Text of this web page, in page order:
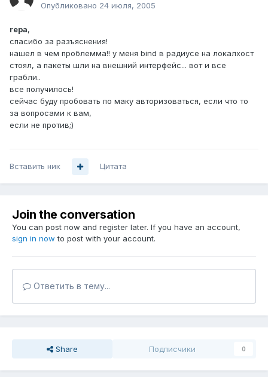
Опубликовано 24 июля, 2005
repa,
спасибо за разъяснения!
нашел в чем проблемма!! у меня bind в радиусе на локалхост
стоял, а пакеты шли на внешний интерфейс... вот и все
грабли..
все получилось!
сейчас буду пробовать по маку авторизоваться, если что то
за вопросами к вам,
если не против;)
Вставить ник Цитата
Join the conversation
You can post now and register later. If you have an account,
sign in now to post with your account.
Ответить в тему...
Share Подписчики 0